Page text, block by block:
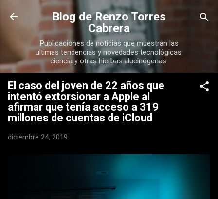
Ir al contenido principal
Blog de Renzo Torres
Cabrera
Publicaciones de noticias que muestran las
ultimas tendencias y novedades tecnológicas,
ciencia y otras hierbas alucinógenas.
El caso del joven de 22 años que
intentó extorsionar a Apple al
afirmar que tenía acceso a 319
millones de cuentas de iCloud
diciembre 24, 2019